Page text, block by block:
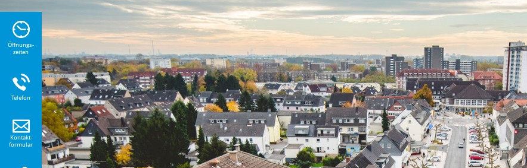
Öffnungs-
zeiten
Telefon
Kontakt-
formular
Sie
zu